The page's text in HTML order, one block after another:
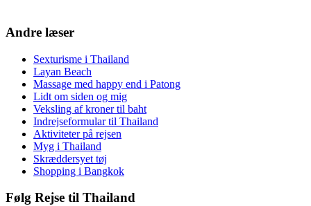
Andre læser
Sexturisme i Thailand
Layan Beach
Massage med happy end i Patong
Lidt om siden og mig
Veksling af kroner til baht
Indrejseformular til Thailand
Aktiviteter på rejsen
Myg i Thailand
Skræddersyet tøj
Shopping i Bangkok
Følg Rejse til Thailand